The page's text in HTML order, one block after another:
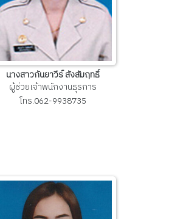
นางสาวกันยาวีร์ สังสัมฤทธิ์
ผู้ช่วยเจ้าพนักงานธุรการ
โทร.062-9938735